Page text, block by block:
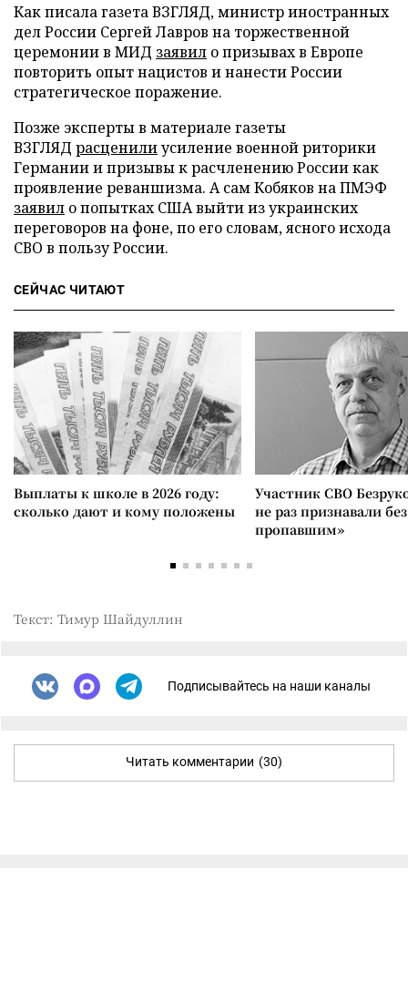
Как писала газета ВЗГЛЯД, министр иностранных
дел России Сергей Лавров на торжественной
церемонии в МИД заявил о призывах в Европе
повторить опыт нацистов и нанести России
стратегическое поражение.
Позже эксперты в материале газеты
ВЗГЛЯД расценилиусиление военной риторики
Германии и призывы к расчленению России как
проявление реваншизма. А сам Кобяков на ПМЭФ
заявил о попытках США выйти из украинских
переговоров на фоне, по его словам, ясного исхода
СВО в пользу России.
СЕЙЧАС ЧИТАЮТ
Выплаты к школе в 2026 году:
сколько дают и кому положены
Участник СВО
не раз признавали
пропавшим»
Текст: Тимур Шайдуллин
Подписывайтесь на наши каналы
Читать комментарии (30)